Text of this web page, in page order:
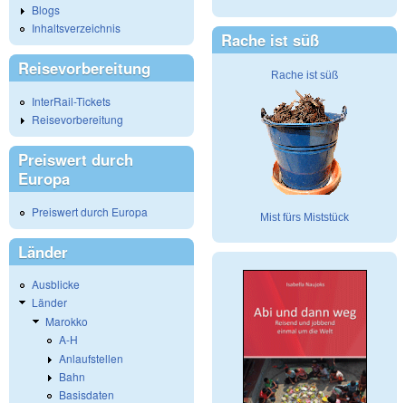
Blogs
Inhaltsverzeichnis
Reisevorbereitung
InterRail-Tickets
Reisevorbereitung
Preiswert durch
Europa
Preiswert durch Europa
Länder
Ausblicke
Länder
Marokko
A-H
Anlaufstellen
Bahn
Basisdaten
Rache ist süß
Rache ist süß
Mist fürs Miststück